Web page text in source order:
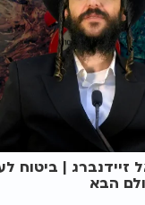
זיידנברג | ביטוח
הבא